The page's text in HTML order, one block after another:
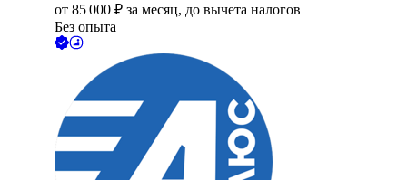
от 85 000 ₽ за месяц, до вычета налогов
Без опыта